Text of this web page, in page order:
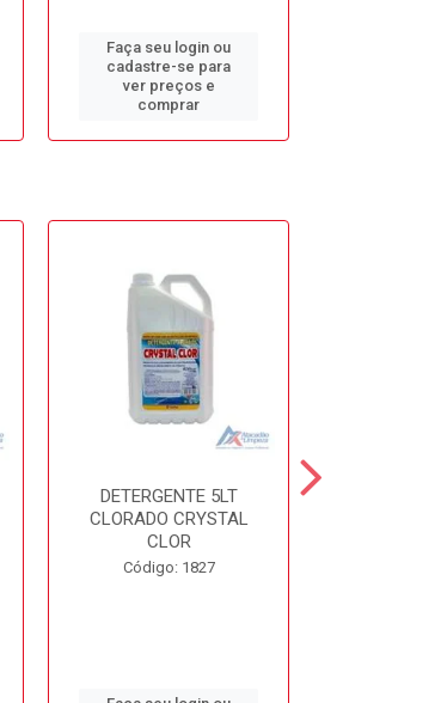
Faça seu login ou
cadastre-se para
ver preços e
comprar
DETERGENTE 5LT
CLORADO CRYSTAL
CLOR
Código: 1827